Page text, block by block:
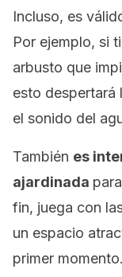
Incluso, es
Por ejemplo, si
arbusto que
esto despertará
el sonido del
También es
ajardinada
fin, juega con
un espacio
primer momento.